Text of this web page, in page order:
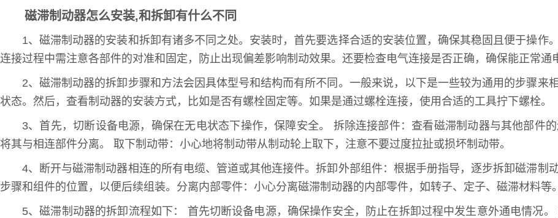
磁滞制动器怎么安装,和拆卸有什么不同
1、磁滞制动器的安装和拆卸有诸多不同之处。安装时，首先要选择合适的安装位置，确保其稳固且便于操
连接过程中需注意各部件的对准和固定，防止出现偏差影响制动效果。还要检查电气连接是否正确，确保能正常通
2、磁滞制动器的拆卸步骤和方法会因具体型号和结构而有所不同。一般来说，以下是一些较为通用的步骤
状态。然后，查看制动器的安装方式，比如是否有螺栓固定等。如果是通过螺栓连接，使用合适的工具拧下螺栓。
3、首先，切断设备电源，确保在无电状态下操作，保障安全。 拆除连接部件：查看磁滞制动器与其他部件
将其与相连部件分离。 取下制动带：小心地将制动带从制动轮上取下，注意不要过度拉扯或损坏制动带。
4、断开与磁滞制动器相连的所有电缆、管道或其他连接件。拆卸外部组件：根据手册指导，逐步拆卸磁滞
步骤和组件的位置，以便后续组装。分离内部零件：小心分离磁滞制动器的内部零件，如转子、定子、磁滞材料等。
5、磁滞制动器的拆卸流程如下： 首先切断设备电源，确保操作安全，防止在拆卸过程中发生意外通电情况